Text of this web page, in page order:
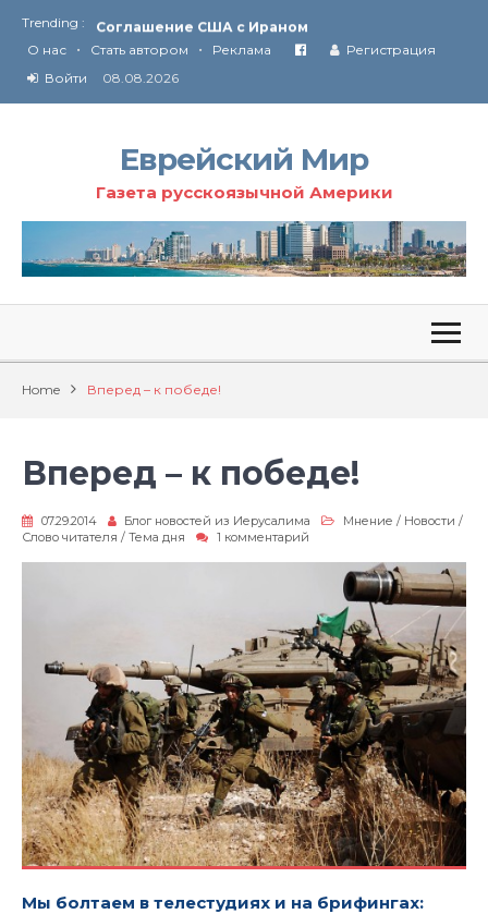
Trending :
Соглашение США с Ираном
Технология Революции в Иране
О нас • Стать автором • Реклама
Регистрация
Войти
08.08.2026
Еврейский Мир
Газета русскоязычной Америки
Home Вперед – к победе!
Вперед – к победе!
07.29.2014 Блог новостей из Иерусалима Мнение / Новости /
Слово читателя / Тема дня 1 комментарий
Вперед
победе!
Мы болтаем в телестудиях и на брифингах: